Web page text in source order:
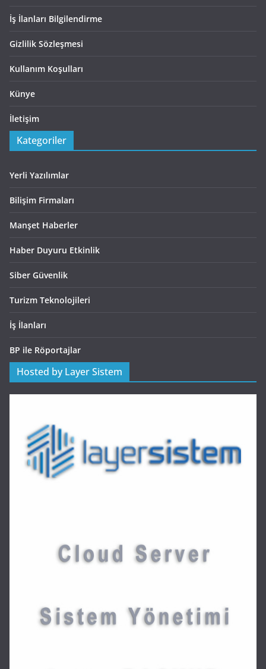
İş İlanları Bilgilendirme
Gizlilik Sözleşmesi
Kullanım Koşulları
Künye
İletişim
Kategoriler
Yerli Yazılımlar
Bilişim Firmaları
Manşet Haberler
Haber Duyuru Etkinlik
Siber Güvenlik
Turizm Teknolojileri
İş İlanları
BP ile Röportajlar
Hosted by Layer Sistem